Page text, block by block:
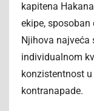
kapitena
ekipe,
Njihova
individualnom
konzistentnost
kontranapade.